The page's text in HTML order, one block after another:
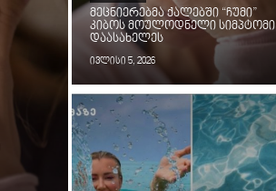
მეცნიერებმა ქალებში “ჩუმი”
კიბოს მოულოდნელი სიმპტომი
დაასახელეს
ივლისი 5, 2026